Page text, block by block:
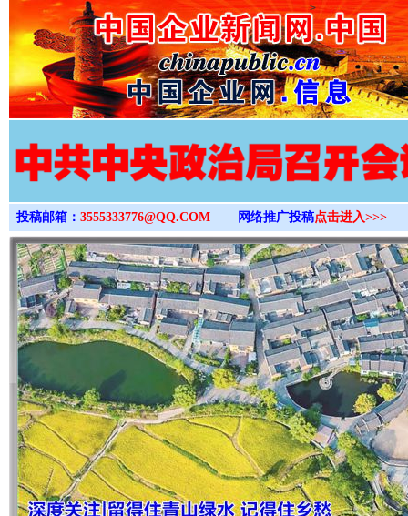
>
投稿邮箱： 3555333776@QQ.COM 网络推广投稿点击进入>>>